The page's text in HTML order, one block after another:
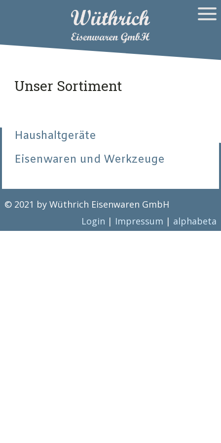
Unser Sortiment
Haushaltgeräte
Eisenwaren und Werkzeuge
© 2021 by Wüthrich Eisenwaren GmbH
Login | Impressum | alphabeta